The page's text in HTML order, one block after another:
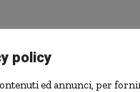
per aver
policy
ed annunci, per